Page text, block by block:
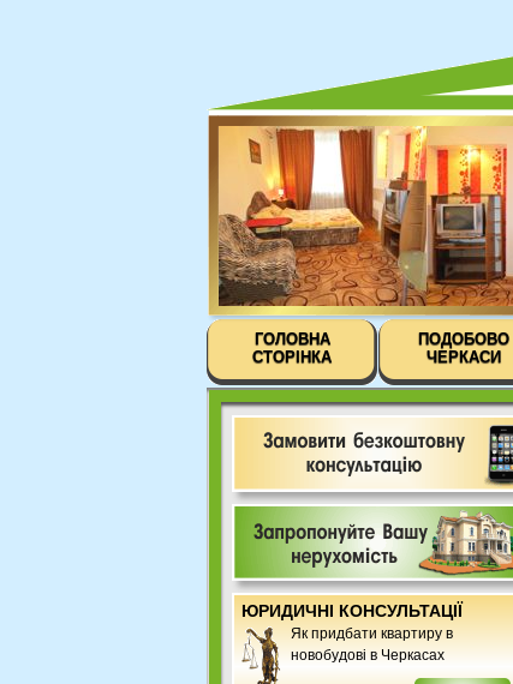
ГОЛОВНА
СТОРІНКА
ПОДОБОВО
ЧЕРКАСИ
ЮРИДИЧНІ КОНСУЛЬТАЦІЇ
Як придбати квартиру в
новобудові в Черкасах